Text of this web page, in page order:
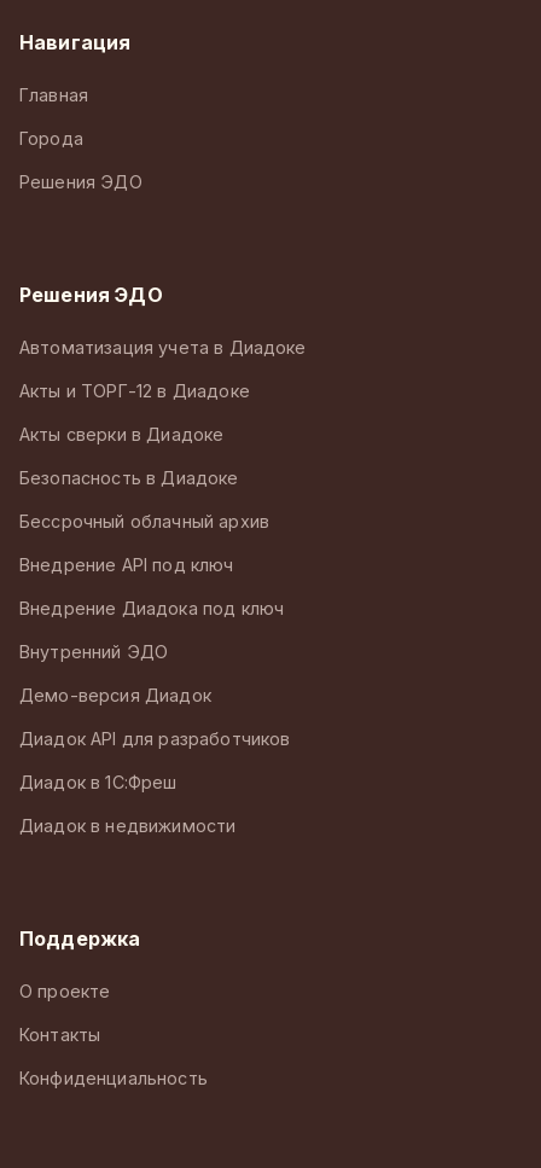
Навигация
Главная
Города
Решения ЭДО
Решения ЭДО
Автоматизация учета в Диадоке
Акты и ТОРГ-12 в Диадоке
Акты сверки в Диадоке
Безопасность в Диадоке
Бессрочный облачный архив
Внедрение API под ключ
Внедрение Диадока под ключ
Внутренний ЭДО
Демо-версия Диадок
Диадок API для разработчиков
Диадок в 1С:Фреш
Диадок в недвижимости
Поддержка
О проекте
Контакты
Конфиденциальность